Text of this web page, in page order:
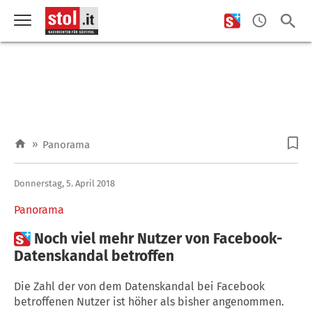
» Panorama
Panorama
Donnerstag, 5. April 2018
 Noch viel mehr Nutzer von Facebook-
Datenskandal betroffen
Die Zahl der von dem Datenskandal bei Facebook
betroffenen Nutzer ist höher als bisher angenommen.